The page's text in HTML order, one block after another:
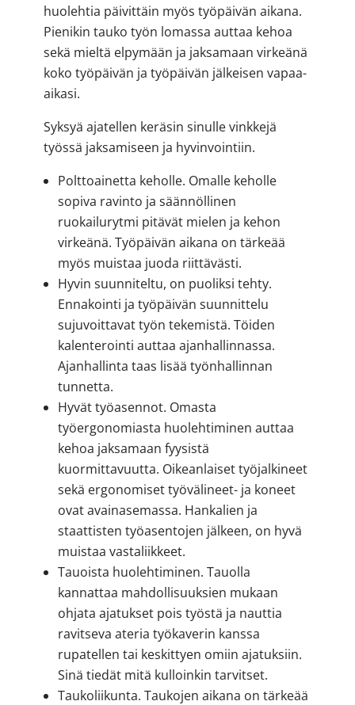
huolehtia päivittäin myös työpäivän aikana.
Pienikin tauko työn lomassa auttaa kehoa
sekä mieltä elpymään ja jaksamaan virkeänä
koko työpäivän ja työpäivän jälkeisen vapaa-
aikasi.
Syksyä ajatellen keräsin sinulle vinkkejä
työssä jaksamiseen ja hyvinvointiin.
Polttoainetta keholle. Omalle keholle
sopiva ravinto ja säännöllinen
ruokailurytmi pitävät mielen ja kehon
virkeänä. Työpäivän aikana on tärkeää
myös muistaa juoda riittävästi.
Hyvin suunniteltu, on puoliksi tehty.
Ennakointi ja työpäivän suunnittelu
sujuvoittavat työn tekemistä. Töiden
kalenterointi auttaa ajanhallinnassa.
Ajanhallinta taas lisää työnhallinnan
tunnetta.
Hyvät työasennot. Omasta
työergonomiasta huolehtiminen auttaa
kehoa jaksamaan fyysistä
kuormittavuutta. Oikeanlaiset työjalkineet
sekä ergonomiset työvälineet- ja koneet
ovat avainasemassa. Hankalien ja
staattisten työasentojen jälkeen, on hyvä
muistaa vastaliikkeet.
Tauoista huolehtiminen. Tauolla
kannattaa mahdollisuuksien mukaan
ohjata ajatukset pois työstä ja nauttia
ravitseva ateria työkaverin kanssa
rupatellen tai keskittyen omiin ajatuksiin.
Sinä tiedät mitä kulloinkin tarvitset.
Taukoliikunta. Taukojen aikana on tärkeää